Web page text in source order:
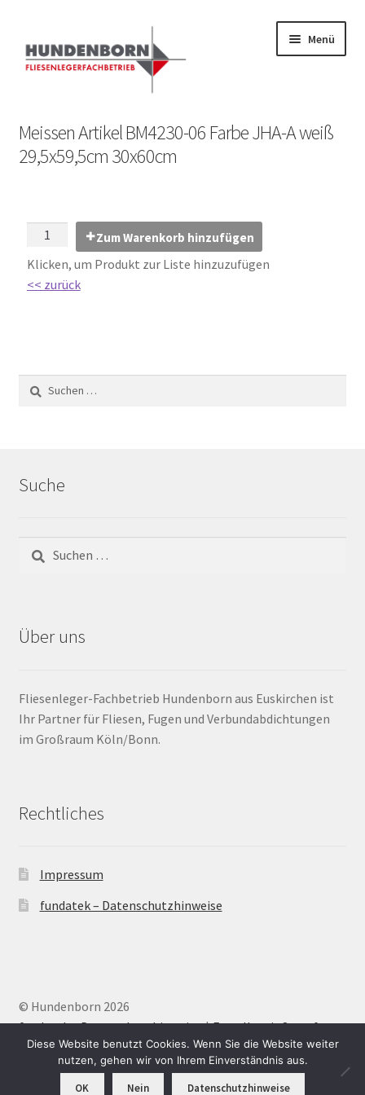
Menü
Alte Fliesen, Vintage Fliesen, Reservefliesen,
Anfrage senden
Fliesenkatalog
Impressum
Abriebgruppe
Ardex
Ausgleichsmassen / Spachtelmassen
Bewegungsfugen / Dehnungsfuge
CM Messung
Craquelé
Meissen Artikel BM4230-06 Farbe JHA-A weiß
29,5x59,5cm 30x60cm
Zum Warenkorb hinzufügen
Klicken, um Produkt zur Liste hinzuzufügen
<< zurück
Suche
Über uns
Fliesenleger-Fachbetrieb Hundenborn aus Euskirchen ist
Ihr Partner für Fliesen, Fugen und Verbundabdichtungen
im Großraum Köln/Bonn.
Rechtliches
Impressum
fundatek – Datenschutzhinweise
© Hundenborn 2026
fundatek – Datenschutzhinweise
Erstellt mit Storefront.
Diese Website benutzt Cookies. Wenn Sie die Website weiter
nutzen, gehen wir von Ihrem Einverständnis aus.
OK Nein Datenschutzhinweise